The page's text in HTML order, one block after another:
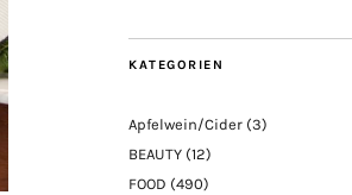
KATEGORIEN
Apfelwein/Cider (3)
BEAUTY (12)
FOOD (490)